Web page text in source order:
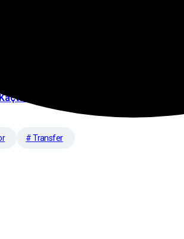
Yayınlanacak?
# Transfer